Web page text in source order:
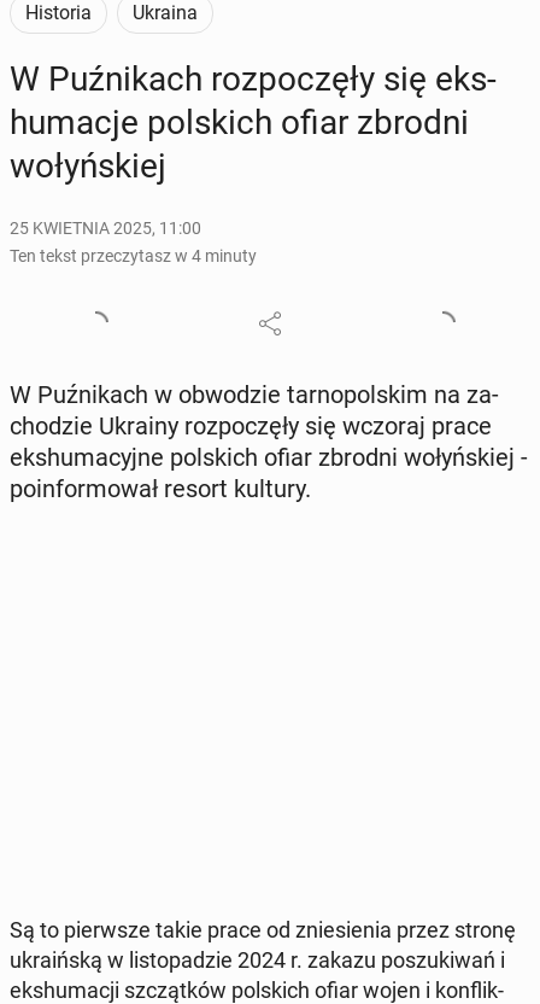
Historia Ukraina
W Puź­ni­kach roz­po­czę­ły się eks­
hu­ma­cje pol­skich ofiar zbrodni
wo­łyń­skiej
25 KWIETNIA 2025, 11:00
Ten tekst przeczytasz w 4 minuty
W Puź­ni­kach w ob­wo­dzie tar­no­pol­skim na za­
cho­dzie Ukrainy roz­po­czę­ły się wczoraj prace
eks­hu­ma­cyj­ne pol­skich ofiar zbrodni wo­łyń­skiej -
po­in­for­mo­wał resort kultury.
Są to pierw­sze takie prace od znie­sie­nia przez stronę
ukra­iń­ską w li­sto­pa­dzie 2024 r. zakazu po­szu­ki­wań i
eks­hu­ma­cji szcząt­ków pol­skich ofiar wojen i kon­flik­